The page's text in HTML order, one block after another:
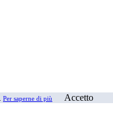
Per saperne di più Accetto